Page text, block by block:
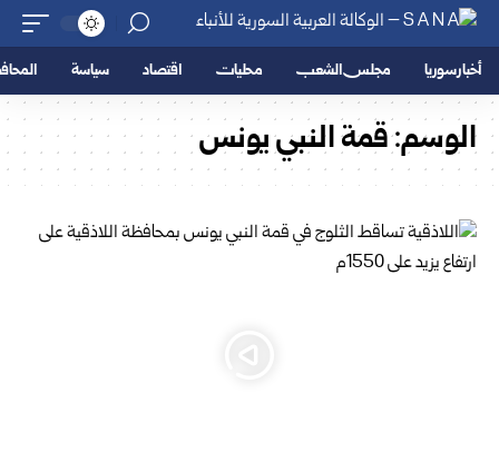
أخبار سوريا مجلس الشعب محليات اقتصاد سياسة
الوسم:قمة النبي يونس